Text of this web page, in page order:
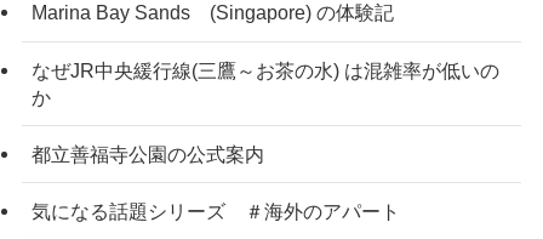
Marina Bay Sands (Singapore) の体験記
なぜJR中央緩行線(三鷹～お茶の水) は混雑率が低いの
か
都立善福寺公園の公式案内
気になる話題シリーズ ＃海外のアパート